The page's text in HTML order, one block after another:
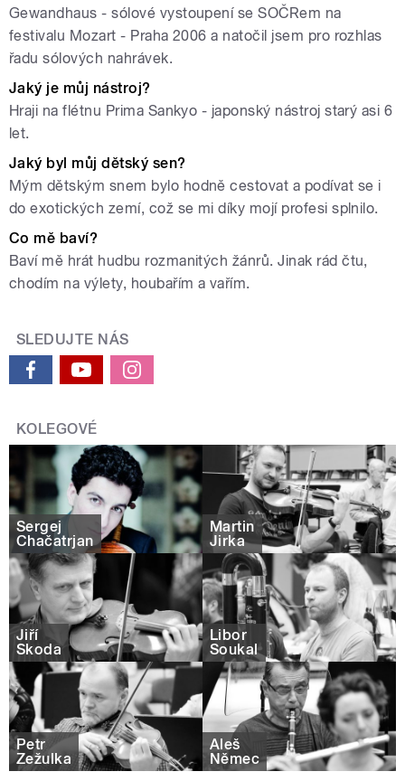
Gewandhaus - sólové vystoupení se SOČRem na
festivalu Mozart - Praha 2006 a natočil jsem pro rozhlas
řadu sólových nahrávek.
Jaký je můj nástroj?
Hraji na flétnu Prima Sankyo - japonský nástroj starý asi 6
let.
Jaký byl můj dětský sen?
Mým dětským snem bylo hodně cestovat a podívat se i
do exotických zemí, což se mi díky mojí profesi splnilo.
Co mě baví?
Baví mě hrát hudbu rozmanitých žánrů. Jinak rád čtu,
chodím na výlety, houbařím a vařím.
SLEDUJTE NÁS
KOLEGOVÉ
Sergej
Chačatrjan
Martin
Jirka
Jiří
Škoda
Libor
Soukal
Petr
Žežulka
Aleš
Němec